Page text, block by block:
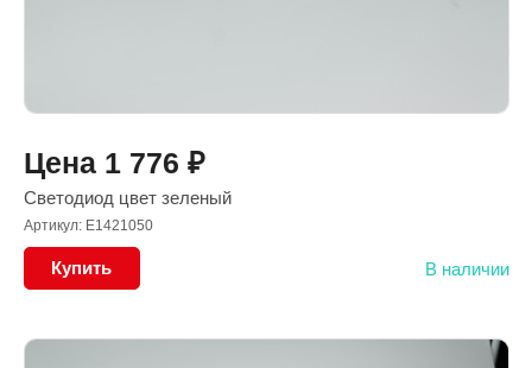
Цена 1 776 ₽
Светодиод цвет зеленый
Артикул: E1421050
Купить В наличии